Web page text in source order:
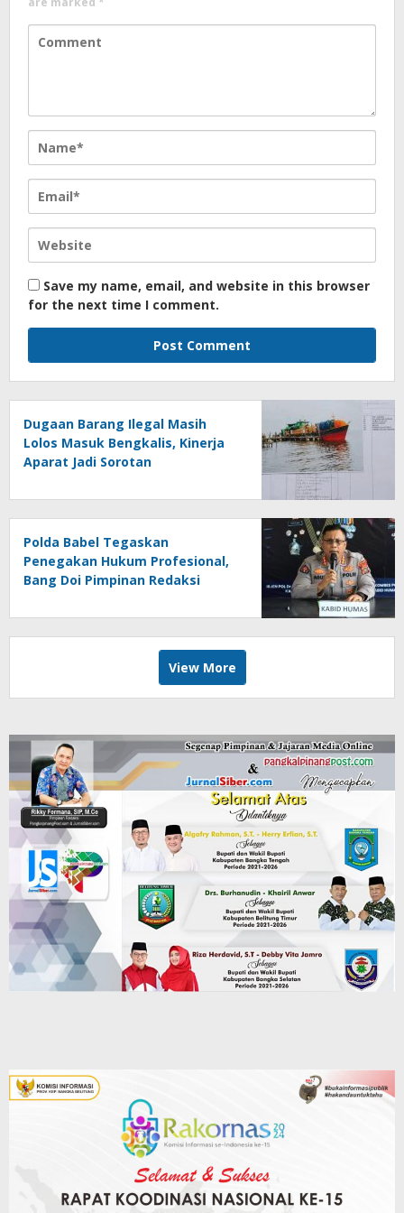
Save my name, email, and website in this browser
for the next time I comment.
Dugaan Barang Ilegal Masih
Lolos Masuk Bengkalis, Kinerja
Aparat Jadi Sorotan
Polda Babel Tegaskan
Penegakan Hukum Profesional,
Bang Doi Pimpinan Redaksi
Dua Kali Tak Hadiri Panggilan
View More